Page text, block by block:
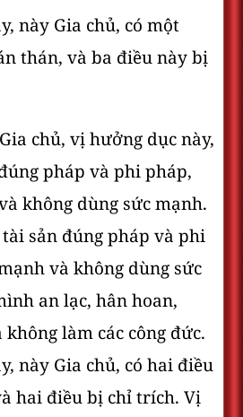
này Gia chủ, có một
thán, và ba điều này bị
chủ, vị hưởng dục này,
pháp và phi pháp,
không dùng sức mạnh.
sản đúng pháp và phi
và không dùng sức
an lạc, hân hoan,
làm các công đức.
này Gia chủ, có hai điều
hai điều bị chỉ trích. Vị